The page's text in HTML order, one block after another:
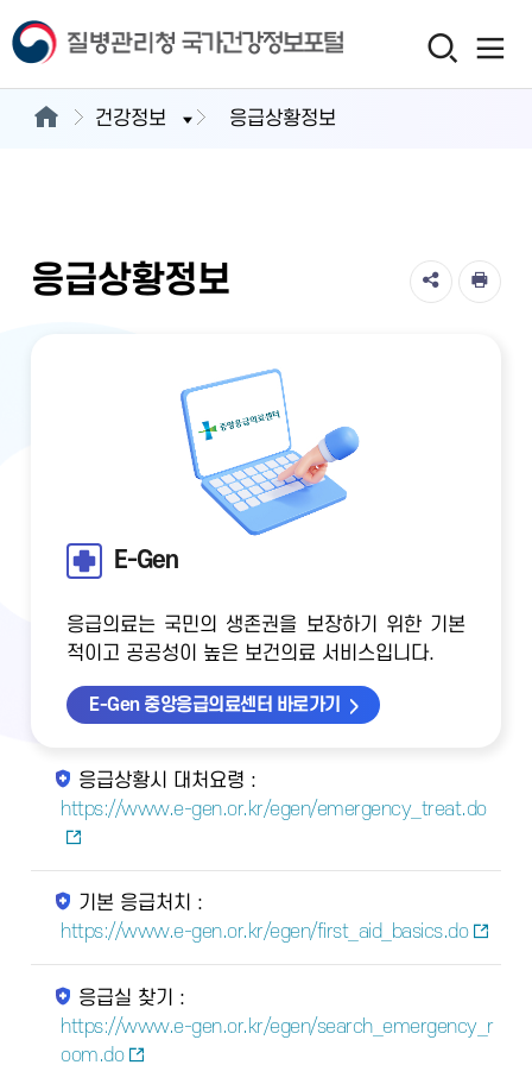
건강정보 응급상황정보
응급상황정보
E-Gen
응급의료는 국민의 생존권을 보장하기 위한 기본
적이고 공공성이 높은 보건의료 서비스입니다.
E-Gen 중앙응급의료센터 바로가기
응급상황시 대처요령 :
https://www.e-gen.or.kr/egen/emergency_treat.do
기본 응급처치 :
https://www.e-gen.or.kr/egen/first_aid_basics.do
응급실 찾기 :
https://www.e-gen.or.kr/egen/search_emergency_r
oom.do